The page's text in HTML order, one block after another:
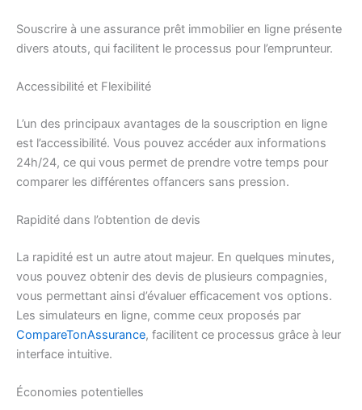
Souscrire à une assurance prêt immobilier en ligne présente
divers atouts, qui facilitent le processus pour l’emprunteur.
Accessibilité et Flexibilité
L’un des principaux avantages de la souscription en ligne
est l’accessibilité. Vous pouvez accéder aux informations
24h/24, ce qui vous permet de prendre votre temps pour
comparer les différentes offancers sans pression.
Rapidité dans l’obtention de devis
La rapidité est un autre atout majeur. En quelques minutes,
vous pouvez obtenir des devis de plusieurs compagnies,
vous permettant ainsi d’évaluer efficacement vos options.
Les simulateurs en ligne, comme ceux proposés par
CompareTonAssurance, facilitent ce processus grâce à leur
interface intuitive.
Économies potentielles